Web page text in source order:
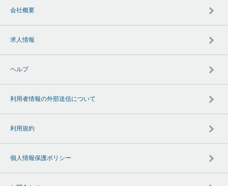
会社概要
求人情報
ヘルプ
利用者情報の外部送信について
利用規約
個人情報保護ポリシー